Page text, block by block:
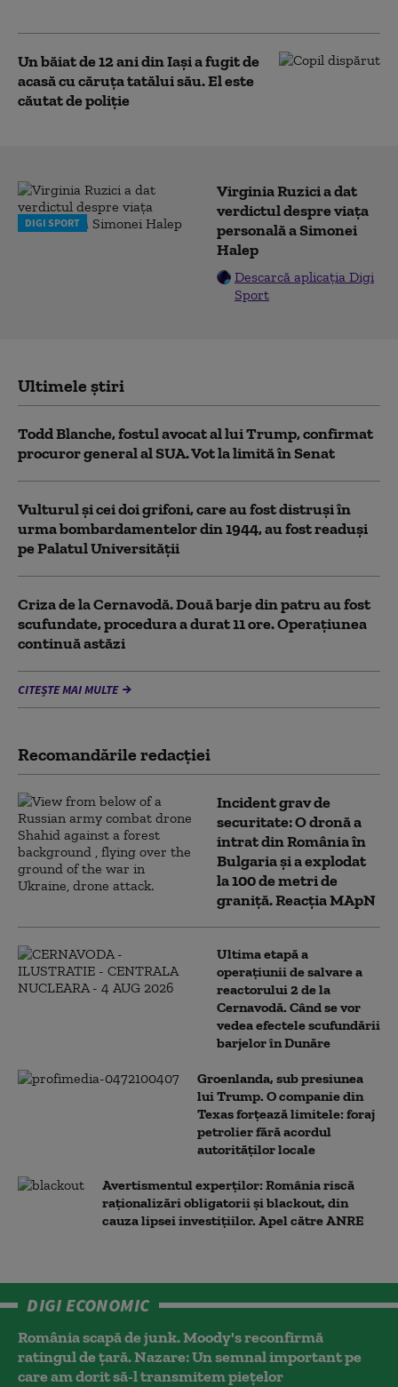
Un băiat de 12 ani din Iași a fugit de
acasă cu căruţa tatălui său. El este
căutat de poliție
DIGI SPORT
Virginia Ruzici a dat
verdictul despre viața
personală a Simonei
Halep
Descarcă aplicația Digi
Sport
Ultimele știri
Todd Blanche, fostul avocat al lui Trump, confirmat
procuror general al SUA. Vot la limită în Senat
Vulturul şi cei doi grifoni, care au fost distruşi în
urma bombardamentelor din 1944, au fost readuși
pe Palatul Universității
Criza de la Cernavodă. Două barje din patru au fost
scufundate, procedura a durat 11 ore. Operațiunea
continuă astăzi
CITEȘTE MAI MULTE
Recomandările redacţiei
Incident grav de
securitate: O dronă a
intrat din România în
Bulgaria şi a explodat
la 100 de metri de
graniţă. Reacția MApN
Ultima etapă a
operațiunii de salvare a
reactorului 2 de la
Cernavodă. Când se vor
vedea efectele scufundării
barjelor în Dunăre
Groenlanda, sub presiunea
lui Trump. O companie din
Texas forțează limitele: foraj
petrolier fără acordul
autorităților locale
Avertismentul experților: România riscă
raționalizări obligatorii și blackout, din
cauza lipsei investițiilor. Apel către ANRE
DIGI ECONOMIC
România scapă de junk. Moody's reconfirmă
ratingul de țară. Nazare: Un semnal important pe
care am dorit să-l transmitem piețelor